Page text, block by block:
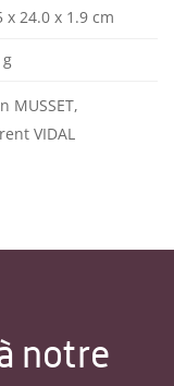
x 24.0 x 1.9 cm
g
MUSSET,
VIDAL
notre